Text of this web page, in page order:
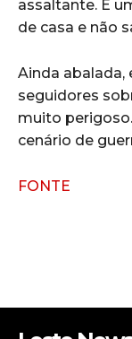
assaltante. É
de casa e não
Ainda abalada,
seguidores
muito
cenário de
FONTE